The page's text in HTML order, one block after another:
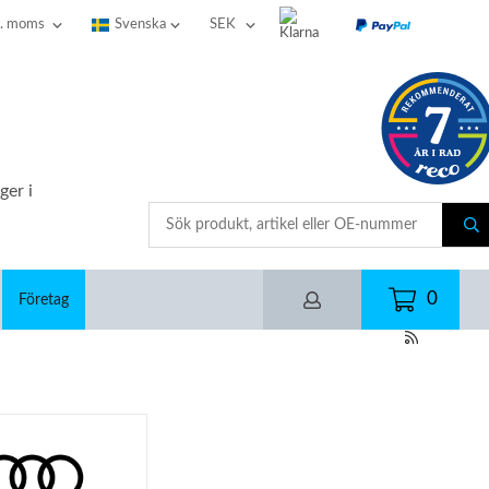
i
Företag 0